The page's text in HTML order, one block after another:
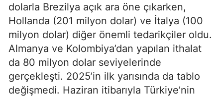
dolarla Brezilya açık ara öne çıkarken,
Hollanda (201 milyon dolar) ve İtalya (100
milyon dolar) diğer önemli tedarikçiler oldu.
Almanya ve Kolombiya’dan yapılan ithalat
da 80 milyon dolar seviyelerinde
gerçekleşti. 2025’in ilk yarısında da tablo
değişmedi. Haziran itibarıyla Türkiye’nin